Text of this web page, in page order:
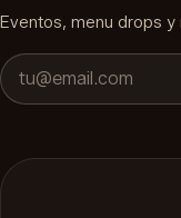
Eventos, menu drops